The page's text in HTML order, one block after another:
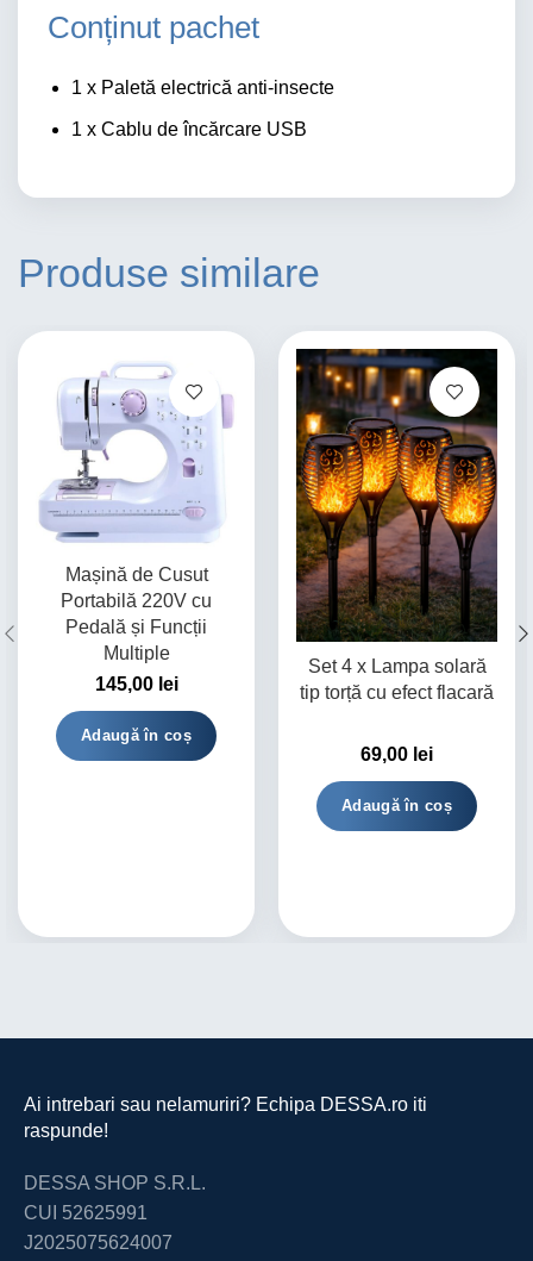
Conținut pachet
1 x Paletă electrică anti-insecte
1 x Cablu de încărcare USB
Produse similare
Mașină de Cusut
Portabilă 220V cu
Pedală și Funcții
Multiple
145,00 lei
Adaugă în coș
Set 4 x Lampa solară
tip torță cu efect flacară
69,00 lei
Adaugă în coș
Ai intrebari sau nelamuriri? Echipa DESSA.ro iti
raspunde!
DESSA SHOP S.R.L.
CUI 52625991
J2025075624007